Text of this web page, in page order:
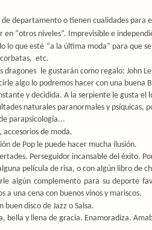
de departamento o tienen cualidades para
en “otros niveles”. Imprevisible e
lo que esté “a la última moda” para que
etc.
dragones
le gustarán como regalo: John
algo lo podremos hacer con una buena
y decidida. A la serpiente le gusta el
naturales paranormales y psíquicas,
parapsicología...
accesorios de moda.
de Pop le puede hacer mucha ilusión.
Perseguidor incansable del éxito.
película de risa, o con algún libro de
algún complemento para su deporte
a una cena con buenos vinos y mariscos.
buen disco de Jazz o Salsa.
bella y llena de gracia. Enamoradiza.